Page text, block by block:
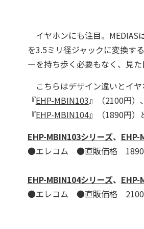
イヤホンにも注目。MEDIAS
を3.5ミリ径ジャックに変換す
ーを持ち歩く必要もなく、見た
こちらはデザイン違いとイ
『EHP-MBIN103』（2100円）
『EHP-MBIN104』（1890円）
EHP-MBIN103シリーズ、 EHP-
●エレコム ●直販価格
EHP-MBIN104シリーズ、 EHP-
●エレコム ●直販価格